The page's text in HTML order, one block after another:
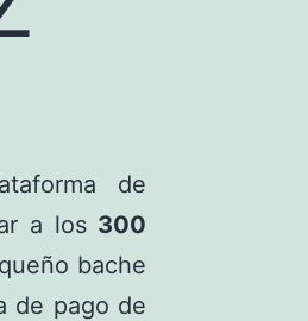
de
a los300
bache
de pago de